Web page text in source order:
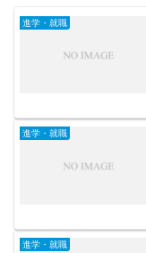
進学・就職
進学・就職
進学・就職